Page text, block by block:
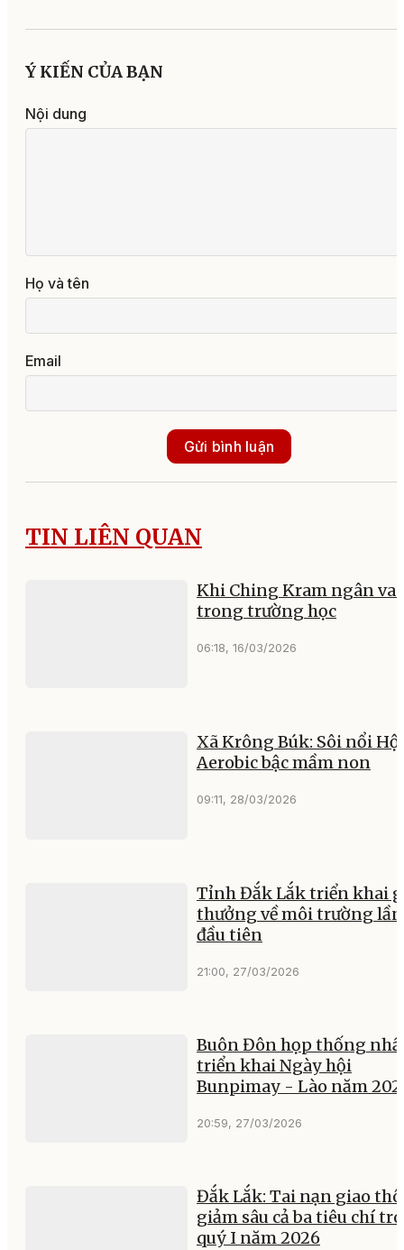
Ý KIẾN CỦA BẠN
Nội dung
Họ và tên
Email
Gửi bình luận
TIN LIÊN QUAN
Khi Ching Kram ngân
trong trường học
06:18, 16/03/2026
Xã Krông Búk: Sôi nổi
Aerobic bậc mầm non
09:11, 28/03/2026
Tỉnh Đắk Lắk triển khai
thưởng về môi trường lần
đầu tiên
21:00, 27/03/2026
Buôn Đôn họp thống
triển khai Ngày hội
Bunpimay - Lào năm
20:59, 27/03/2026
Đắk Lắk: Tai nạn giao
giảm sâu cả ba tiêu chí
quý I năm 2026